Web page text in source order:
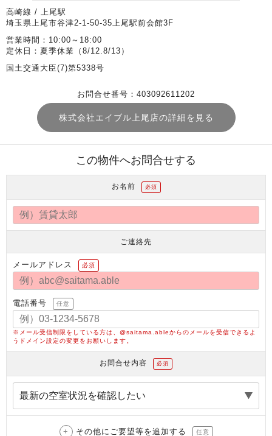
高崎線 / 上尾駅
埼玉県上尾市谷津2-1-50-35上尾駅前会館3F
営業時間：10:00～18:00
定休日：夏季休業（8/12.8/13）
国土交通大臣(7)第5338号
お問合せ番号：403092611202
株式会社エイブル上尾店の詳細を見る
この物件へお問合せする
お名前 必須
ご連絡先
メールアドレス 必須
電話番号 任意
※メール受信制限をしている方は、@saitama.ableからのメールを受信できるよ
うドメイン設定の変更をお願いします。
お問合せ内容 必須
その他にご要望等を追加する 任意